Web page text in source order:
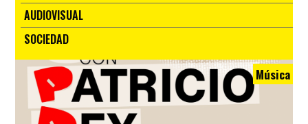
AUDIOVISUAL
SOCIEDAD
Música